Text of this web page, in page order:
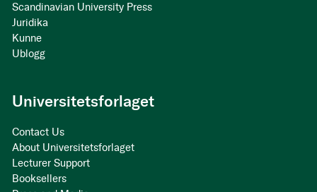
Scandinavian University Press
Juridika
Kunne
Ublogg
Universitetsforlaget
Contact Us
About Universitetsforlaget
Lecturer Support
Booksellers